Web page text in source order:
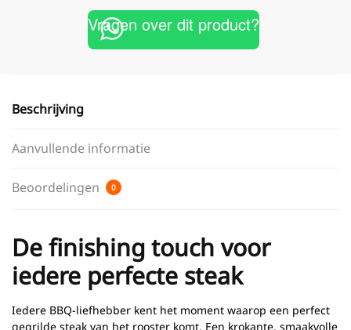
Vragen over dit product?
Beschrijving
Aanvullende informatie
Beoordelingen 0
De finishing touch voor
iedere perfecte steak
Iedere BBQ-liefhebber kent het moment waarop een perfect
gegrilde steak van het rooster komt. Een krokante, smaakvolle